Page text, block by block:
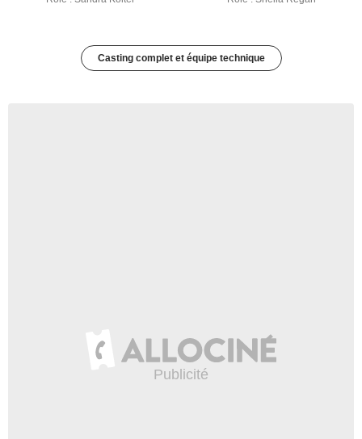
Casting complet et équipe technique